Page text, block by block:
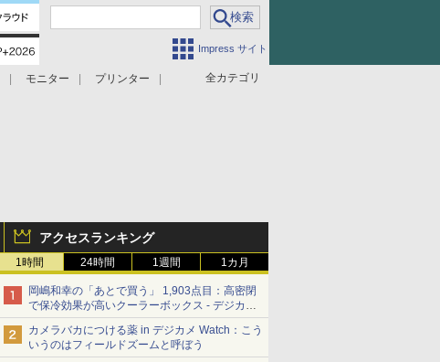
Impress サイト
全カテゴリ
モニター
プリンター
アクセスランキング
1時間 24時間 1週間 1カ月
岡嶋和幸の「あとで買う」 1,903点目：高密閉
で保冷効果が高いクーラーボックス - デジカメ
Watch
カメラバカにつける薬 in デジカメ Watch：こう
いうのはフィールドズームと呼ぼう